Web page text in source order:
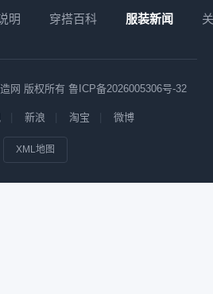
明 穿搭百科 服装新闻
网 版权所有 鲁ICP备2026005306号-32
新浪 淘宝 微博
XML地图